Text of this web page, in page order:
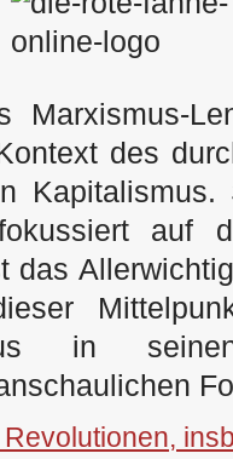
Marxismus-
des
auf
das
in